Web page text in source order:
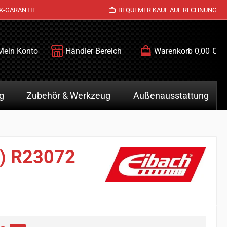
GARANTIE BEQUEMER KAUF AUF RECHNUNG
Konto Händler Bereich Warenkorb 0,00 €
Zubehör & Werkzeug Außenausstattung
R23072